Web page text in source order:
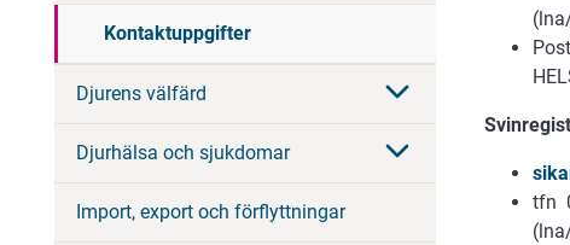
Kontaktuppgifter
Djurens välfärd
Djurhälsa och sjukdomar
Import, export och förflyttningar
tfn